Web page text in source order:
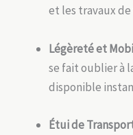
et les travaux de
Légèreté et
se fait oublier à
disponible
Étui de